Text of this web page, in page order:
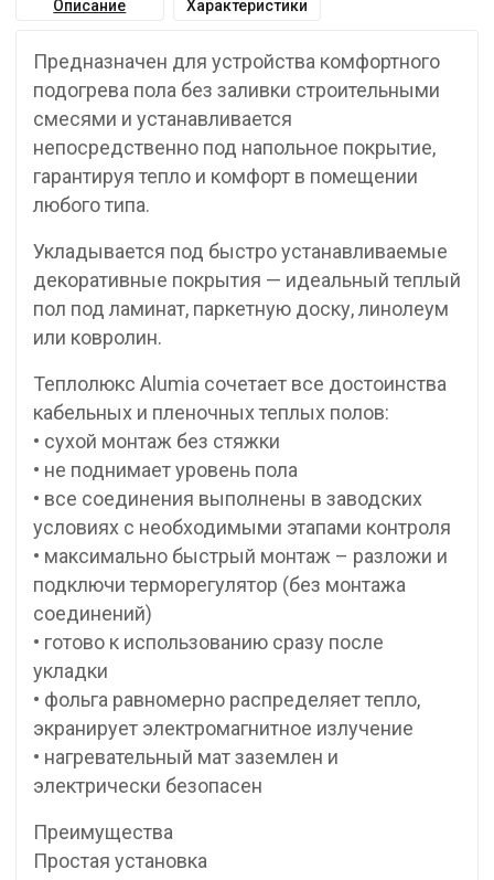
Описание Характеристики
Предназначен для устройства комфортного
подогрева пола без заливки строительными
смесями и устанавливается
непосредственно под напольное покрытие,
гарантируя тепло и комфорт в помещении
любого типа.
Укладывается под быстро устанавливаемые
декоративные покрытия — идеальный теплый
пол под ламинат, паркетную доску, линолеум
или ковролин.
Теплолюкс Alumia сочетает все достоинства
кабельных и пленочных теплых полов:
• сухой монтаж без стяжки
• не поднимает уровень пола
• все соединения выполнены в заводских
условиях с необходимыми этапами контроля
• максимально быстрый монтаж – разложи и
подключи терморегулятор (без монтажа
соединений)
• готово к использованию сразу после
укладки
• фольга равномерно распределяет тепло,
экранирует электромагнитное излучение
• нагревательный мат заземлен и
электрически безопасен
Преимущества
Простая установка